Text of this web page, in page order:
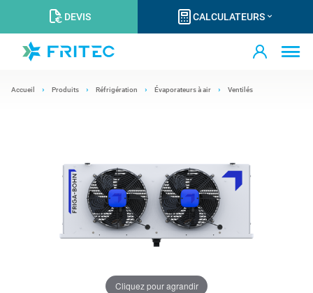
DEVIS CALCULATEURS
Accueil Produits Réfrigération Évaporateurs à air Ventilés
Cliquez pour agrandir